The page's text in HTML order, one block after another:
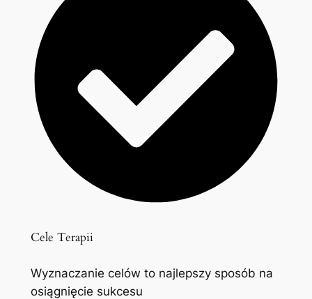
Cele Terapii
Wyznaczanie celów to najlepszy sposób na
osiągnięcie sukcesu